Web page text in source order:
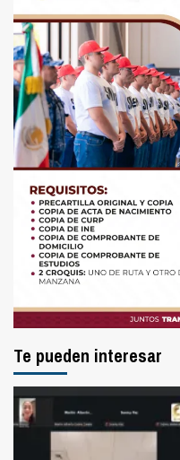
Te pueden interesar